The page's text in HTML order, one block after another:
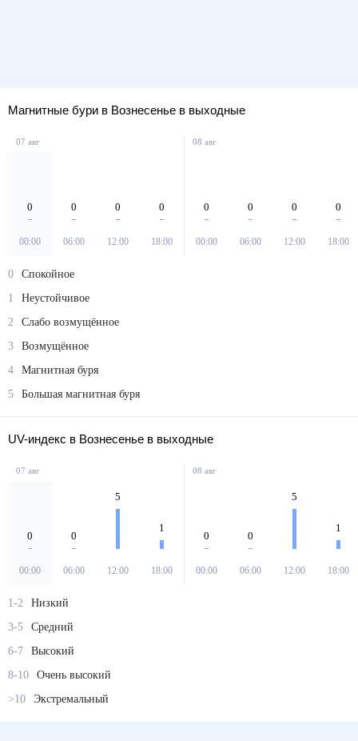
Магнитные бури в Вознесенье в выходные
07 авг
0
00:00
0
06:00
0
12:00
0
18:00
08 авг
0
00:00
0
06:00
0
12:00
0
18:00
0
Спокойное
1
Неустойчивое
2
Слабо возмущённое
3
Возмущённое
4
Магнитная буря
5
Большая магнитная буря
UV-индекс в Вознесенье в выходные
07 авг
0
00:00
0
06:00
5
12:00
1
18:00
08 авг
0
00:00
0
06:00
5
12:00
1
18:00
1-2
Низкий
3-5
Средний
6-7
Высокий
8-10
Очень высокий
>10
Экстремальный